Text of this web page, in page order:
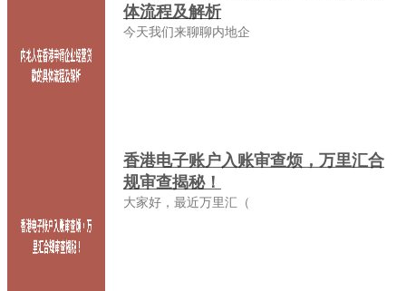
体流程及解析
今天我们来聊聊内地企
香港电子账户入账审查烦，万里汇合
规审查揭秘！
大家好，最近万里汇（